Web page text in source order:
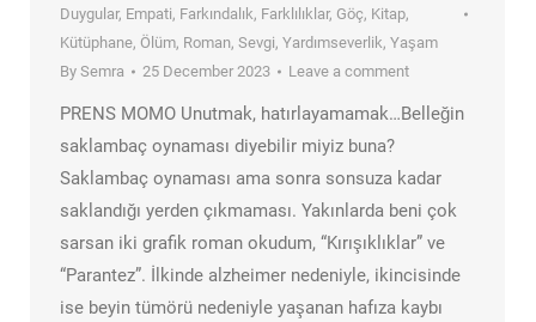
Duygular, Empati, Farkındalık, Farklılıklar, Göç, Kitap,
Kütüphane, Ölüm, Roman, Sevgi, Yardımseverlik, Yaşam
By Semra 25 December 2023 Leave a comment
PRENS MOMO Unutmak, hatırlayamamak…Belleğin
saklambaç oynaması diyebilir miyiz buna?
Saklambaç oynaması ama sonra sonsuza kadar
saklandığı yerden çıkmaması. Yakınlarda beni çok
sarsan iki grafik roman okudum, “Kırışıklıklar” ve
“Parantez”. İlkinde alzheimer nedeniyle, ikincisinde
ise beyin tümörü nedeniyle yaşanan hafıza kaybı